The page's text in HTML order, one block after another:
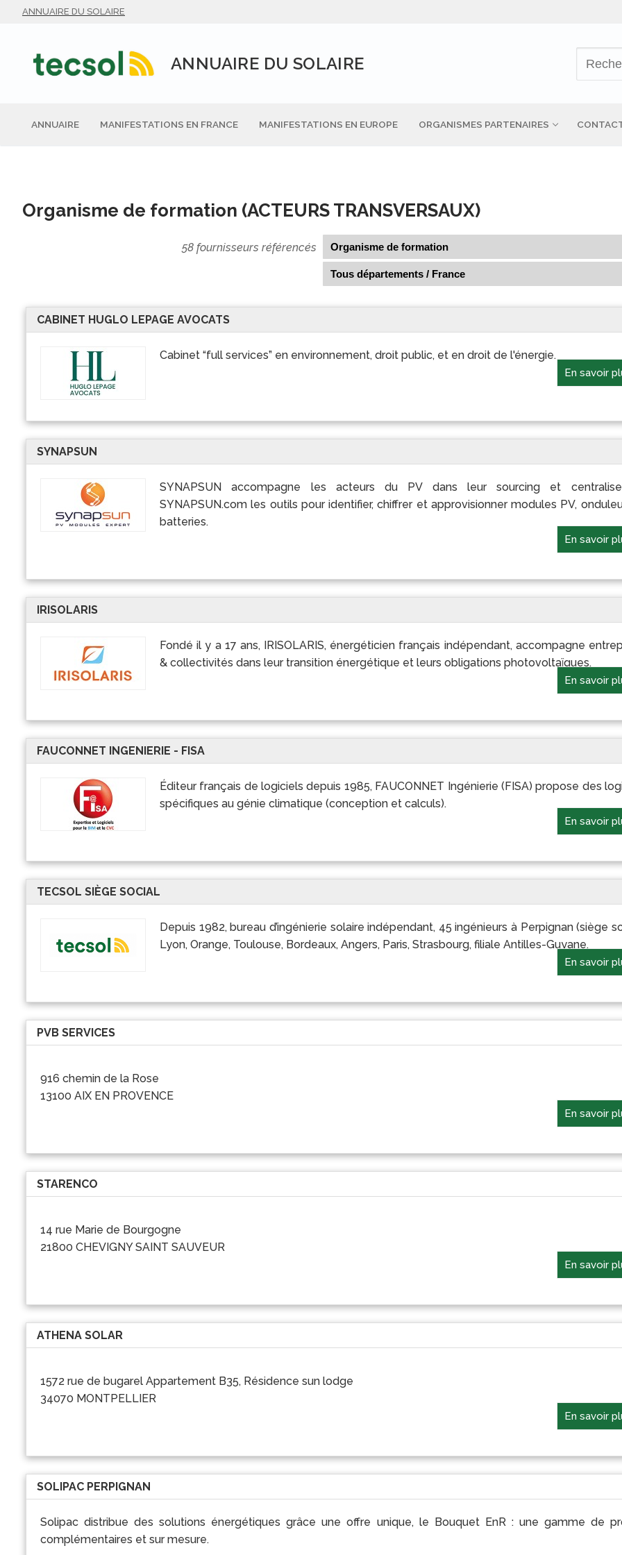
ANNUAIRE DU SOLAIRE
ANNUAIRE DU SOLAIRE
ANNUAIRE MANIFESTATIONS EN FRANCE MANIFESTATIONS EN EUROPE ORGANISMES PARTENAIRES
Organisme de formation (ACTEURS TRANSVERSAUX)
58 fournisseurs référencés
CABINET HUGLO LEPAGE AVOCATS
Cabinet “full services” en environnement, droit public, et en droit de l'énergie.
En savoir
SYNAPSUN
SYNAPSUN accompagne les acteurs du PV dans leur sourcing et
SYNAPSUN.com les outils pour identifier, chiffrer et approvisionner modules PV,
batteries.
En savoir
IRISOLARIS
Fondé il y a 17 ans, IRISOLARIS, énergéticien français indépendant, accompagne
& collectivités dans leur transition énergétique et leurs obligations photovoltaïques.
En savoir
FAUCONNET INGENIERIE - FISA
Éditeur français de logiciels depuis 1985, FAUCONNET Ingénierie (FISA) propose des
spécifiques au génie climatique (conception et calculs).
En savoir
TECSOL SIÈGE SOCIAL
Depuis 1982, bureau d’ingénierie solaire indépendant, 45 ingénieurs à Perpignan (siège
Lyon, Orange, Toulouse, Bordeaux, Angers, Paris, Strasbourg, filiale Antilles-Guyane.
En savoir
PVB SERVICES
916 chemin de la Rose
13100 AIX EN PROVENCE
En savoir
STARENCO
14 rue Marie de Bourgogne
21800 CHEVIGNY SAINT SAUVEUR
En savoir
ATHENA SOLAR
1572 rue de bugarel Appartement B35, Résidence sun lodge
34070 MONTPELLIER
En savoir
SOLIPAC PERPIGNAN
Solipac distribue des solutions énergétiques grâce une offre unique, le Bouquet EnR : une gamme de
complémentaires et sur mesure.